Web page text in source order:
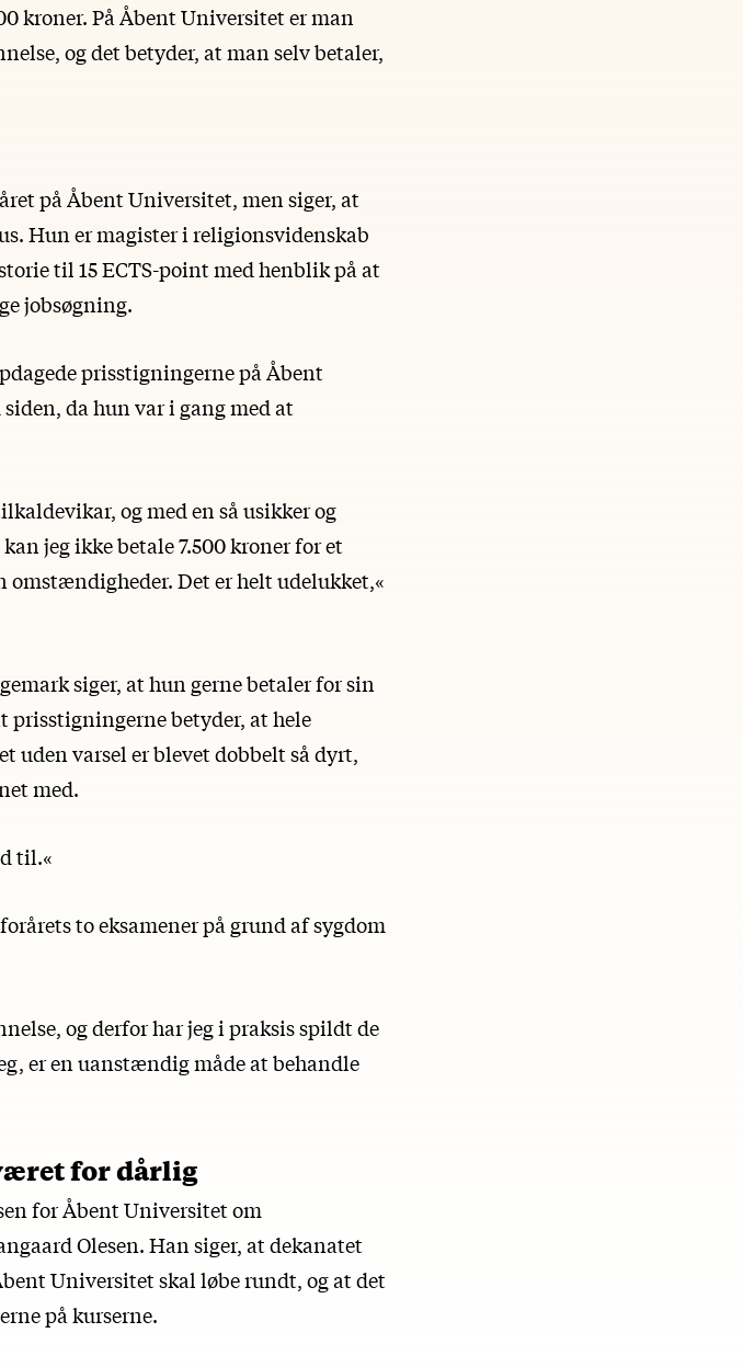
kroner. På Åbent Universitet er man
og det betyder, at man selv betaler,
på Åbent Universitet, men siger, at
Hun er magister i religionsvidenskab
til 15 ECTS-point med henblik på at
jobsøgning.
prisstigningerne på Åbent
da hun var i gang med at
og med en så usikker og
jeg ikke betale 7.500 kroner for et
omstændigheder. Det er helt udelukket,«
siger, at hun gerne betaler for sin
prisstigningerne betyder, at hele
uden varsel er blevet dobbelt så dyrt,
med.
til.«
to eksamener på grund af sygdom
og derfor har jeg i praksis spildt de
er en uanstændig måde at behandle
for dårlig
for Åbent Universitet om
Olesen. Han siger, at dekanatet
Universitet skal løbe rundt, og at det
på kurserne.